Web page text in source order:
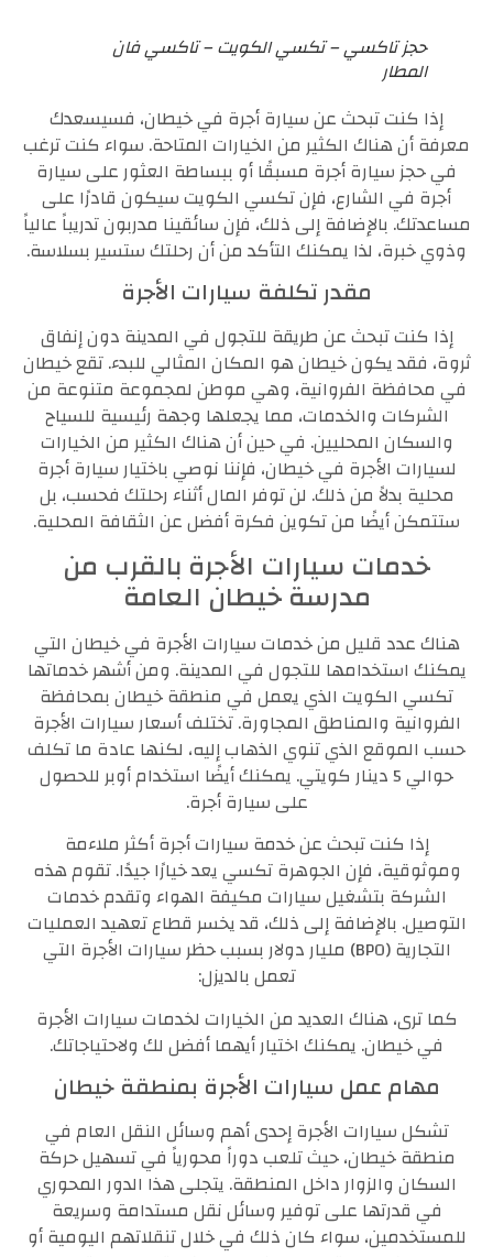
حجز تاكسي – تكسي الكويت – تاكسي فان
المطار
إذا كنت تبحث عن سيارة أجرة في خيطان، فسيسعدك
معرفة أن هناك الكثير من الخيارات المتاحة. سواء كنت ترغب
في حجز سيارة أجرة مسبقًا أو ببساطة العثور على سيارة
أجرة في الشارع، فإن تكسي الكويت سيكون قادرًا على
مساعدتك. بالإضافة إلى ذلك، فإن سائقينا مدربون تدريباً عالياً
وذوي خبرة، لذا يمكنك التأكد من أن رحلتك ستسير بسلاسة.
مقدر تكلفة سيارات الأجرة
إذا كنت تبحث عن طريقة للتجول في المدينة دون إنفاق
ثروة، فقد يكون خيطان هو المكان المثالي للبدء. تقع خيطان
في محافظة الفروانية، وهي موطن لمجموعة متنوعة من
الشركات والخدمات، مما يجعلها وجهة رئيسية للسياح
والسكان المحليين. في حين أن هناك الكثير من الخيارات
لسيارات الأجرة في خيطان، فإننا نوصي باختيار سيارة أجرة
محلية بدلاً من ذلك. لن توفر المال أثناء رحلتك فحسب، بل
ستتمكن أيضًا من تكوين فكرة أفضل عن الثقافة المحلية.
خدمات سيارات الأجرة بالقرب من
مدرسة خيطان العامة
هناك عدد قليل من خدمات سيارات الأجرة في خيطان التي
يمكنك استخدامها للتجول في المدينة. ومن أشهر خدماتها
تكسي الكويت الذي يعمل في منطقة خيطان بمحافظة
الفروانية والمناطق المجاورة. تختلف أسعار سيارات الأجرة
حسب الموقع الذي تنوي الذهاب إليه، لكنها عادة ما تكلف
حوالي 5 دينار كويتي. يمكنك أيضًا استخدام أوبر للحصول
على سيارة أجرة.
إذا كنت تبحث عن خدمة سيارات أجرة أكثر ملاءمة
وموثوقية، فإن الجوهرة تكسي يعد خيارًا جيدًا. تقوم هذه
الشركة بتشغيل سيارات مكيفة الهواء وتقدم خدمات
التوصيل. بالإضافة إلى ذلك، قد يخسر قطاع تعهيد العمليات
التجارية (BPO) مليار دولار بسبب حظر سيارات الأجرة التي
تعمل بالديزل:
كما ترى، هناك العديد من الخيارات لخدمات سيارات الأجرة
في خيطان. يمكنك اختيار أيهما أفضل لك ولاحتياجاتك.
مهام عمل سيارات الأجرة بمنطقة خيطان
تشكل سيارات الأجرة إحدى أهم وسائل النقل العام في
منطقة خيطان، حيث تلعب دوراً محورياً في تسهيل حركة
السكان والزوار داخل المنطقة. يتجلى هذا الدور المحوري
في قدرتها على توفير وسائل نقل مستدامة وسريعة
للمستخدمين، سواء كان ذلك في خلال تنقلاتهم اليومية أو